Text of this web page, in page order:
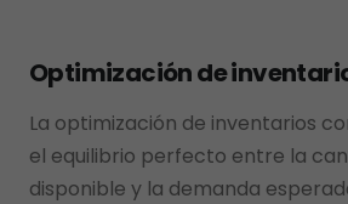
Optimización de
La optimización de inventarios
el equilibrio perfecto entre la
disponible y la demanda